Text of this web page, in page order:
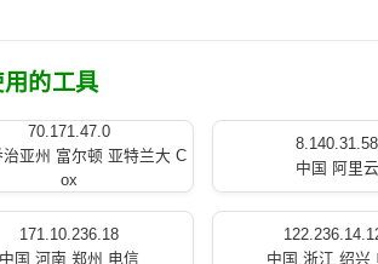
的工具
70.171.47.0
亚州 富尔顿 亚特兰大 C
ox
8.140.31.58
中国 阿里云
171.10.236.18
中国 河南 郑州 电信
中国 浙江 绍兴